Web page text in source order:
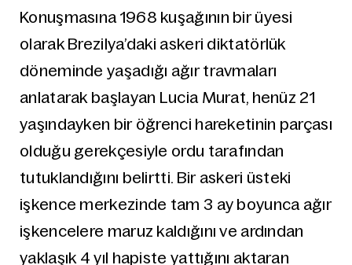
Konuşmasına 1968 kuşağının bir üyesi
olarak Brezilya’daki askeri diktatörlük
döneminde yaşadığı ağır travmaları
anlatarak başlayan Lucia Murat, henüz 21
yaşındayken bir öğrenci hareketinin parçası
olduğu gerekçesiyle ordu tarafından
tutuklandığını belirtti. Bir askeri üsteki
işkence merkezinde tam 3 ay boyunca ağır
işkencelere maruz kaldığını ve ardından
yaklaşık 4 yıl hapiste yattığını aktaran